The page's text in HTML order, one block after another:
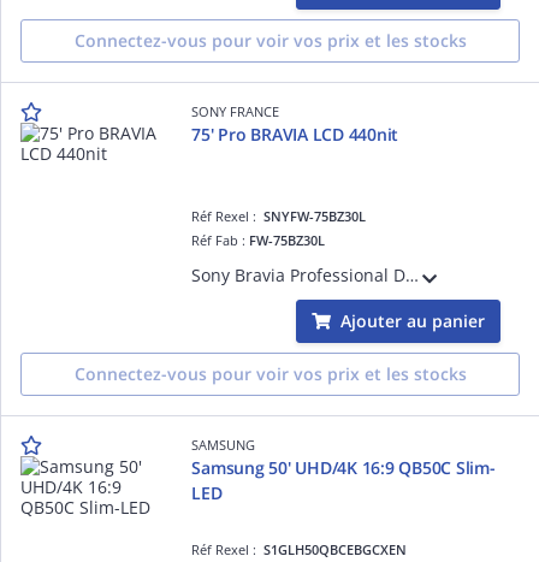
Connectez-vous pour voir vos prix et les stocks
SONY FRANCE
75' Pro BRAVIA LCD 440nit
Réf Rexel :SNYFW-75BZ30L
Réf Fab : FW-75BZ30L
Sony Bravia Professional Displays FW-75BZ30L - Classe de diagonale 75' BZ30L Series écran LCD rétro-éclairé par LED - signalisation numérique - Android TV - 4K UHD (2160p) 3840 x 2160 - HDR - Direct LED
Ajouter au panier
Connectez-vous pour voir vos prix et les stocks
SAMSUNG
Samsung 50' UHD/4K 16:9 QB50C Slim-
LED
Réf Rexel :S1GLH50QBCEBGCXEN